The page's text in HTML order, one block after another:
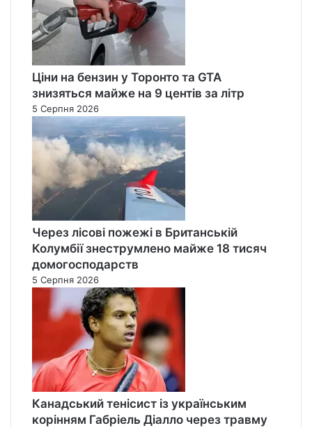
Ціни на бензин у Торонто та GTA
знизяться майже на 9 центів за літр
5 Серпня 2026
Через лісові пожежі в Британській
Колумбії знеструмлено майже 18 тисяч
домогосподарств
5 Серпня 2026
Канадський тенісист із українським
корінням Габріель Діалло через травму